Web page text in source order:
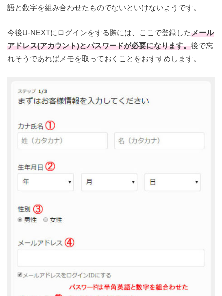
語と数字を組み合わせたものでないといけないようです。
今後U-NEXTにログインをする際には、ここで登録したメール
アドレス(アカウント)とパスワードが必要になります。後で忘
れそうであればメモを取っておくことをおすすめします。